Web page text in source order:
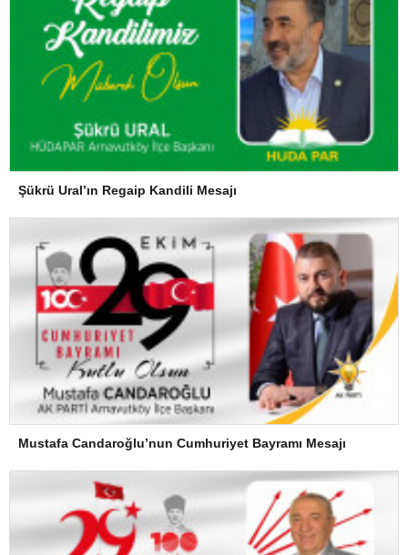
Şükrü Ural’ın Regaip Kandili Mesajı
Mustafa Candaroğlu’nun Cumhuriyet Bayramı Mesajı